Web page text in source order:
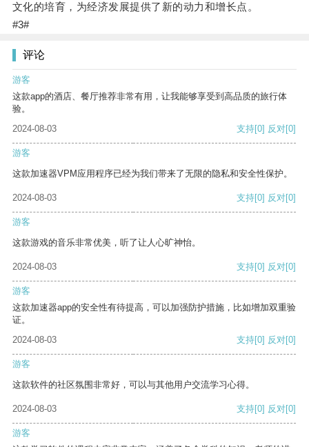
文化的培育，为经济发展提供了新的动力和增长点。
#3#
评论
游客
这款app的酒店、餐厅推荐非常有用，让我能够享受到高品质的旅行体
验。
2024-08-03
支持[0] 反对[0]
游客
这款加速器VPM应用程序已经为我们带来了无限的隐私和安全性保护。
2024-08-03 支持[0] 反对[0]
游客
这款游戏的音乐非常优美，听了让人心旷神怡。
2024-08-03 支持[0] 反对[0]
游客
这款加速器app的安全性有待提高，可以加强防护措施，比如增加双重验
证。
2024-08-03
支持[0] 反对[0]
游客
这款软件的社区氛围非常好，可以与其他用户交流学习心得。
2024-08-03 支持[0] 反对[0]
游客